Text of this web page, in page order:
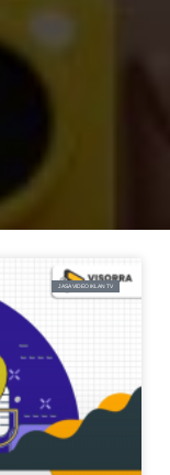
JASA VIDEO IKLAN TV